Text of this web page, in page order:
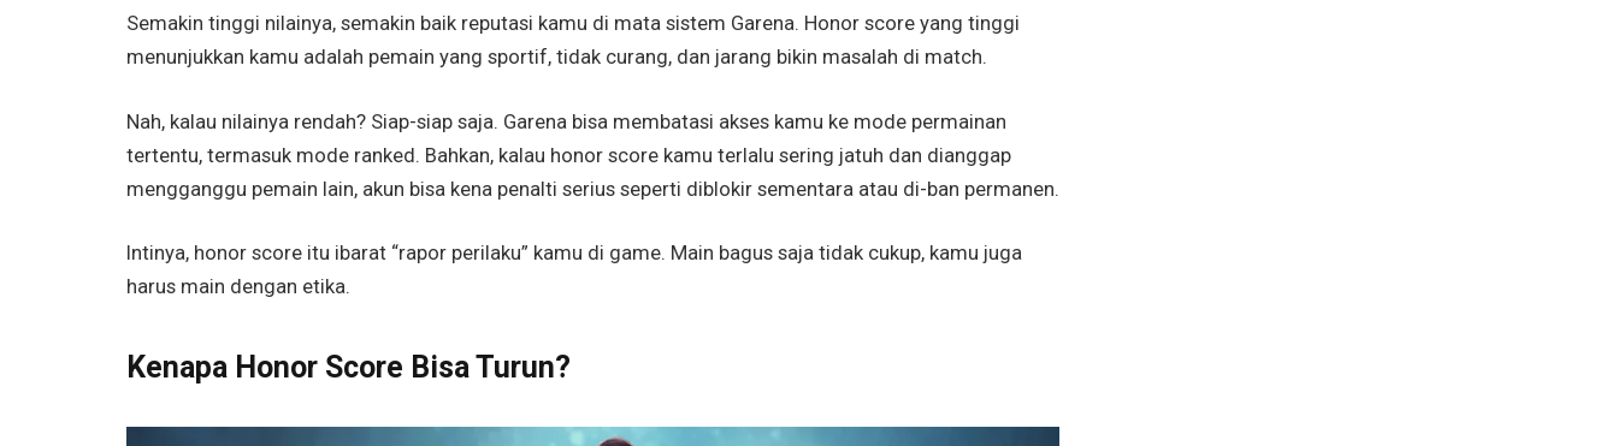
Semakin tinggi nilainya, semakin baik reputasi kamu di mata sistem Garena. Honor score yang tinggi
menunjukkan kamu adalah pemain yang sportif, tidak curang, dan jarang bikin masalah di match.
Nah, kalau nilainya rendah? Siap-siap saja. Garena bisa membatasi akses kamu ke mode permainan
tertentu, termasuk mode ranked. Bahkan, kalau honor score kamu terlalu sering jatuh dan dianggap
mengganggu pemain lain, akun bisa kena penalti serius seperti diblokir sementara atau di-ban permanen.
Intinya, honor score itu ibarat “rapor perilaku” kamu di game. Main bagus saja tidak cukup, kamu juga
harus main dengan etika.
Kenapa Honor Score Bisa Turun?